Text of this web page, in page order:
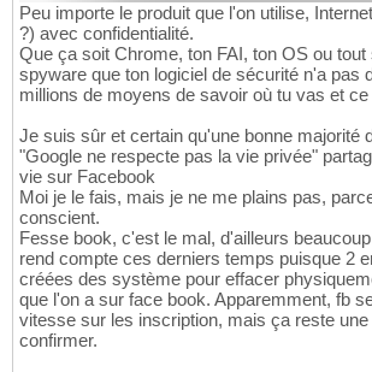
Peu importe le produit que l'on utilise,
?) avec confidentialité.
Que ça soit Chrome, ton FAI, ton OS ou
spyware que ton logiciel de sécurité n'a pas
millions de moyens de savoir où tu vas et ce
Je suis sûr et certain qu'une bonne majorité
"Google ne respecte pas la vie privée"
vie sur Facebook
Moi je le fais, mais je ne me plains pas,
conscient.
Fesse book, c'est le mal, d'ailleurs
rend compte ces derniers temps puisque 2
créées des système pour effacer
que l'on a sur face book. Apparemment, fb
vitesse sur les inscription, mais ça reste
confirmer.